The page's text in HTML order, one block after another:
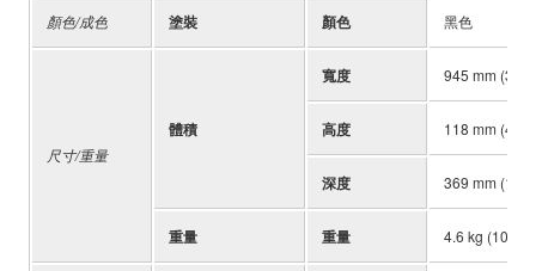
顏色/成色 塗裝 顏色 黑色
尺寸/重量
體積
寬度 945 mm (37-
高度 118 mm (4-5/
深度 369 mm (14-
重量 重量 4.6 kg (10 lb